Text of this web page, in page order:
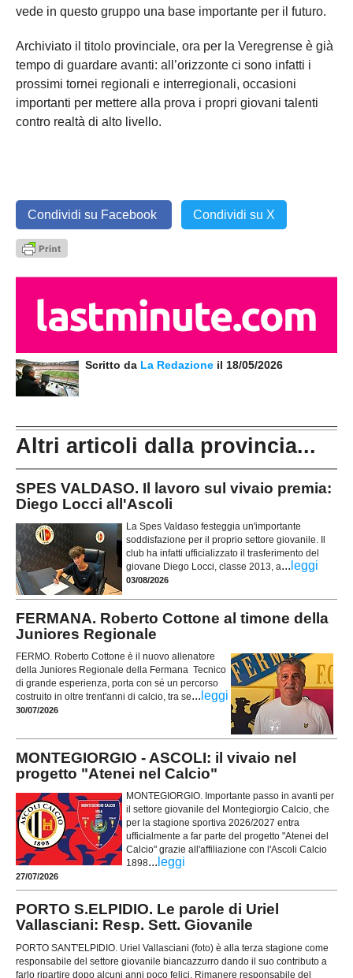
vede in questo gruppo una base importante per il futuro.
Archiviato il titolo provinciale, ora per la Veregrense è già
tempo di guardare avanti: all’orizzonte ci sono infatti i
prossimi tornei regionali e interregionali, occasioni
importanti per mettere alla prova i propri giovani talenti
contro realtà di alto livello.
Condividi su Facebook Condividi su X
Scritto da La Redazione il 18/05/2026
Altri articoli dalla provincia...
SPES VALDASO. Il lavoro sul vivaio premia:
Diego Locci all'Ascoli
La Spes Valdaso festeggia un'importante
soddisfazione per il proprio settore giovanile. Il
club ha infatti ufficializzato il trasferimento del
giovane Diego Locci, classe 2013, a... leggi
03/08/2026
FERMANA. Roberto Cottone al timone della
Juniores Regionale
FERMO. Roberto Cottone è il nuovo allenatore
della Juniores Regionale della Fermana Tecnico
di grande esperienza, porta con sé un percorso
costruito in oltre trent'anni di calcio, tra se... leggi
30/07/2026
MONTEGIORGIO - ASCOLI: il vivaio nel
progetto "Atenei nel Calcio"
MONTEGIORGIO. Importante passo in avanti per
il settore giovanile del Montegiorgio Calcio, che
per la stagione sportiva 2026/2027 entra
ufficialmente a far parte del progetto "Atenei del
Calcio" grazie all'affiliazione con l'Ascoli Calcio
1898... leggi
27/07/2026
PORTO S.ELPIDIO. Le parole di Uriel
Vallasciani: Resp. Sett. Giovanile
PORTO SANT'ELPIDIO. Uriel Vallasciani (foto) è alla terza stagione come
responsabile del settore giovanile biancazzurro dando il suo contributo a
farlo ripartire dopo alcuni anni poco felici. Rimanere responsabile del